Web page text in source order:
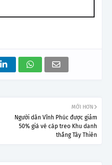
MỚI HƠN
Người dân Vĩnh Phúc được giảm
50% giá vé cáp treo Khu danh
thắng Tây Thiên